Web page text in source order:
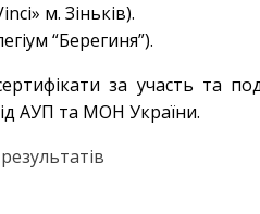
м. Зіньків).
“Берегиня”).
за участь та
АУП та МОН України.